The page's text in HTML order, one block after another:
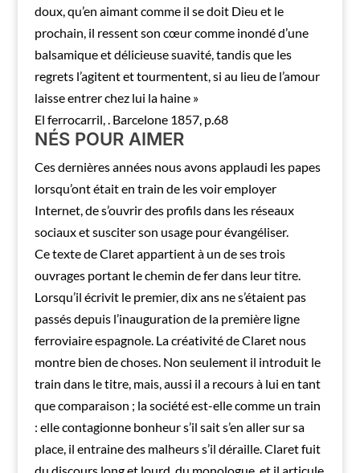
doux, qu’en aimant comme il se doit Dieu et le
prochain, il ressent son cœur comme inondé d’une
balsamique et délicieuse suavité, tandis que les
regrets l’agitent et tourmentent, si au lieu de l’amour
laisse entrer chez lui la haine »
El ferrocarril, . Barcelone 1857, p.68
NÉS POUR AIMER
Ces dernières années nous avons applaudi les papes
lorsqu’ont était en train de les voir employer
Internet, de s’ouvrir des profils dans les réseaux
sociaux et susciter son usage pour évangéliser.
Ce texte de Claret appartient à un de ses trois
ouvrages portant le chemin de fer dans leur titre.
Lorsqu’il écrivit le premier, dix ans ne s’étaient pas
passés depuis l’inauguration de la première ligne
ferroviaire espagnole. La créativité de Claret nous
montre bien de choses. Non seulement il introduit le
train dans le titre, mais, aussi il a recours à lui en tant
que comparaison ; la société est-elle comme un train
: elle contagionne bonheur s’il sait s’en aller sur sa
place, il entraine des malheurs s’il déraille. Claret fuit